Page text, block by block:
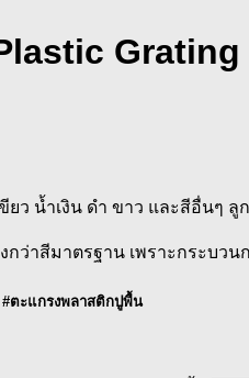
ว น้ำเงิน ดำ ขาว และสีอื่นๆ
าสีมาตรฐาน เพราะกระบว
#ตะแกรงพลาสติกปูพื้น